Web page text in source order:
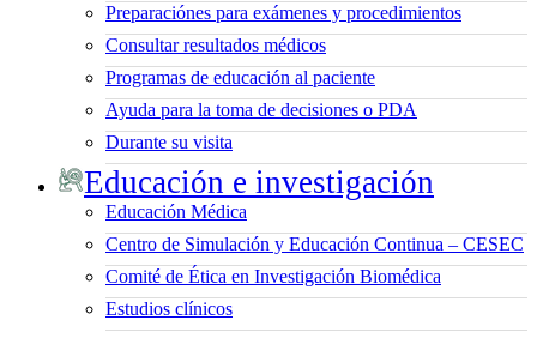
Preparaciónes para exámenes y procedimientos
Consultar resultados médicos
Programas de educación al paciente
Ayuda para la toma de decisiones o PDA
Durante su visita
Educación e investigación
Educación Médica
Centro de Simulación y Educación Continua – CESEC
Comité de Ética en Investigación Biomédica
Estudios clínicos